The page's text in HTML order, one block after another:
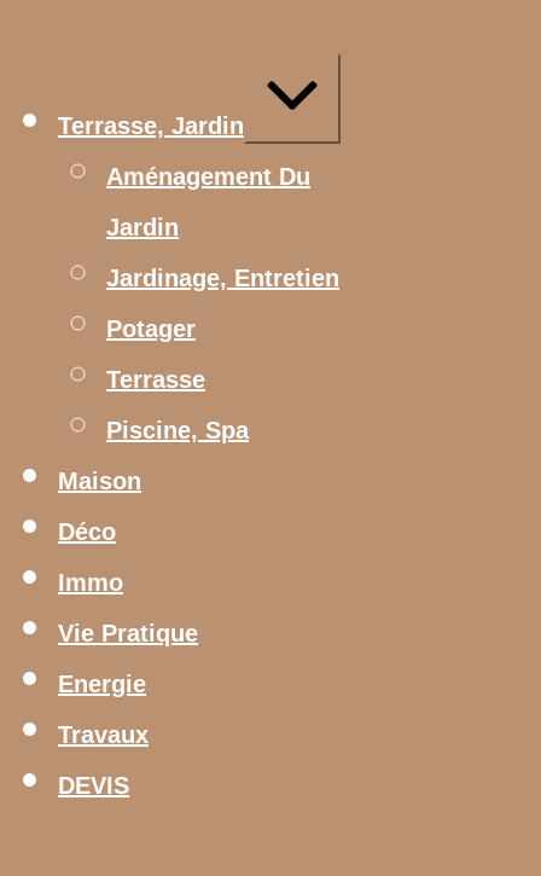
Terrasse, Jardin
Aménagement Du
Jardin
Jardinage, Entretien
Potager
Terrasse
Piscine, Spa
Maison
Déco
Immo
Vie Pratique
Energie
Travaux
DEVIS